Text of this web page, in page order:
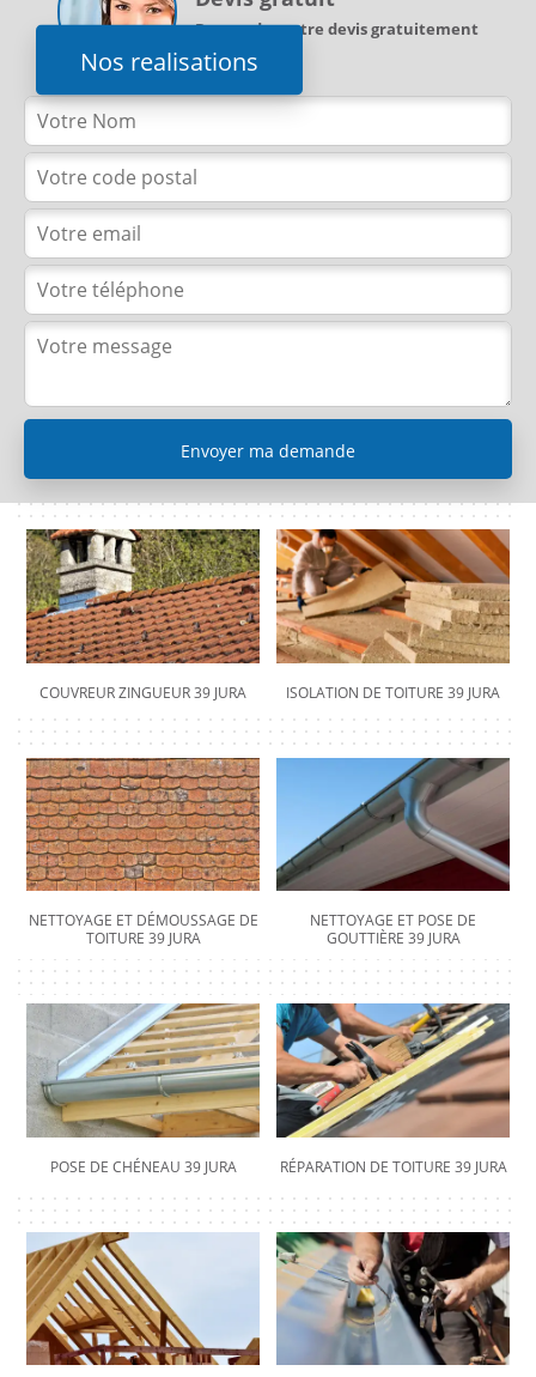
Nos realisations
Demandez votre devis gratuitement
COUVREUR ZINGUEUR 39 JURA ISOLATION DE TOITURE 39 JURA
NETTOYAGE ET DÉMOUSSAGE DE
TOITURE 39 JURA
NETTOYAGE ET POSE DE
GOUTTIÈRE 39 JURA
POSE DE CHÉNEAU 39 JURA RÉPARATION DE TOITURE 39 JURA